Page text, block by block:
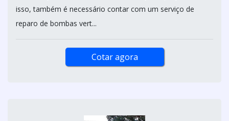
isso, também é necessário contar com um serviço de
reparo de bombas vert...
Cotar agora